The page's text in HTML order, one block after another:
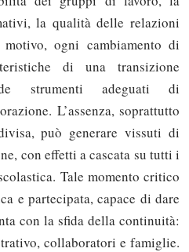
la qualità delle relazioni
ogni cambiamento di
di una transizione
strumenti adeguati di
L’assenza, soprattutto
può generare vissuti di
con effetti a cascata su tutti i
Tale momento critico
e partecipata, capace di dare
con la sfida della continuità:
collaboratori e famiglie.